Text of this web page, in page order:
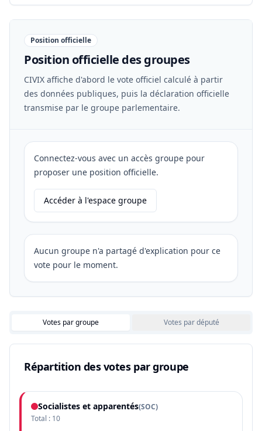
Position officielle
Position officielle des groupes
CIVIX affiche d'abord le vote officiel calculé à partir
des données publiques, puis la déclaration officielle
transmise par le groupe parlementaire.
Connectez-vous avec un accès groupe pour
proposer une position officielle.
Accéder à l'espace groupe
Aucun groupe n'a partagé d'explication pour ce
vote pour le moment.
Votes par groupe Votes par député
Répartition des votes par groupe
Socialistes et apparentés(SOC)
Total : 10